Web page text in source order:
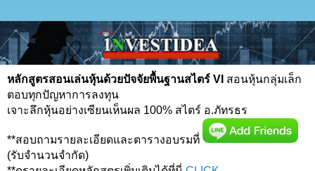
หลักสูตรสอนเล่นหุ้นด้วยปัจจัยพื้นฐานสไตร์ VI สอนหุ้นกลุ่มเล็ก
ตอบทุกปัญหาการลงทุน
เจาะลึกหุ้นอย่างเซียนเห็นผล 100% สไตร์ อ.ภัทรธร
**สอบถามรายละเอียดและตารางอบรมที่
(รับจำนวนจำกัด)